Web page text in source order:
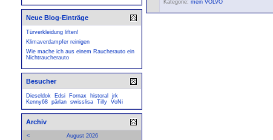
Kategorie: mein VOLVO
Neue Blog-Einträge
Türverkleidung liften!
Klimaverdampfer reinigen
Wie mache ich aus einem Raucherauto ein
Nichtraucherauto
Besucher
Dieseldok Edsi Fornax historal
jrk
Kenny68 pärlan swisslisa Tilly VoNi
Archiv
<
August 2026